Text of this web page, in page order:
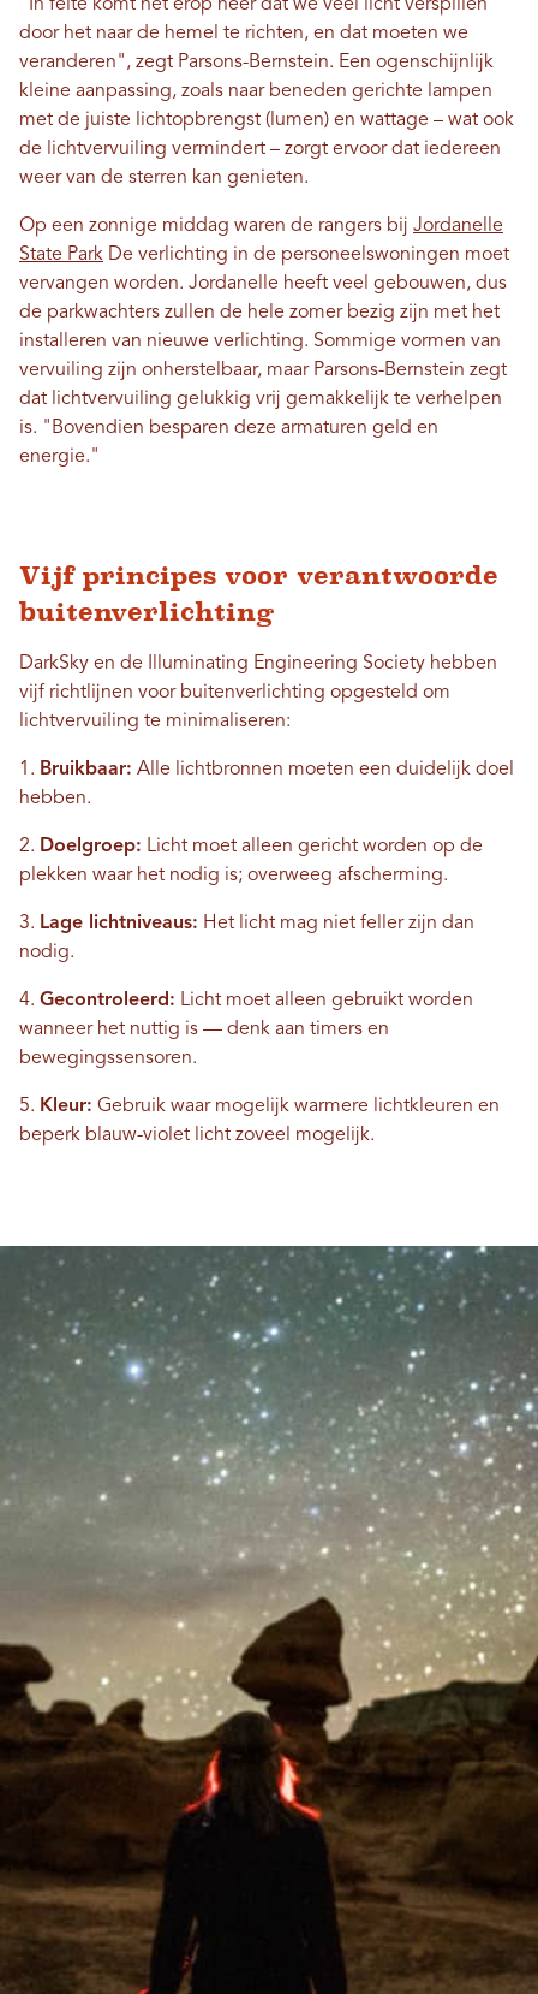
"In feite komt het erop neer dat we veel licht verspillen
door het naar de hemel te richten, en dat moeten we
veranderen", zegt Parsons-Bernstein. Een ogenschijnlijk
kleine aanpassing, zoals naar beneden gerichte lampen
met de juiste lichtopbrengst (lumen) en wattage – wat ook
de lichtvervuiling vermindert – zorgt ervoor dat iedereen
weer van de sterren kan genieten.
Op een zonnige middag waren de rangers bij Jordanelle
State Park De verlichting in de personeelswoningen moet
vervangen worden. Jordanelle heeft veel gebouwen, dus
de parkwachters zullen de hele zomer bezig zijn met het
installeren van nieuwe verlichting. Sommige vormen van
vervuiling zijn onherstelbaar, maar Parsons-Bernstein zegt
dat lichtvervuiling gelukkig vrij gemakkelijk te verhelpen
is. "Bovendien besparen deze armaturen geld en
energie."
Vijf principes voor verantwoorde
buitenverlichting
DarkSky en de Illuminating Engineering Society hebben
vijf richtlijnen voor buitenverlichting opgesteld om
lichtvervuiling te minimaliseren:
1. Bruikbaar: Alle lichtbronnen moeten een duidelijk doel
hebben.
2. Doelgroep: Licht moet alleen gericht worden op de
plekken waar het nodig is; overweeg afscherming.
3. Lage lichtniveaus: Het licht mag niet feller zijn dan
nodig.
4. Gecontroleerd: Licht moet alleen gebruikt worden
wanneer het nuttig is — denk aan timers en
bewegingssensoren.
5. Kleur: Gebruik waar mogelijk warmere lichtkleuren en
beperk blauw-violet licht zoveel mogelijk.